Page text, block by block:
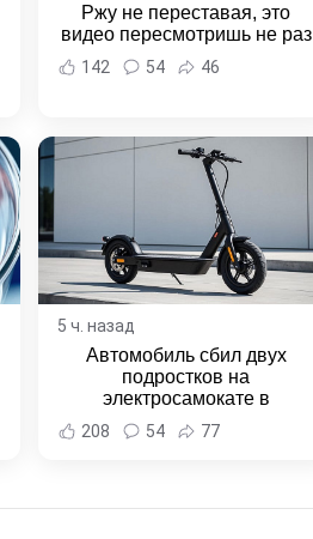
Ржу не переставая, это
видео пересмотришь не раз
142 54 46
5 ч. назад
Автомобиль сбил двух
подростков на
электросамокате в
Комсомольске-на-Амуре -
Новости Хабаровска и
208 54 77